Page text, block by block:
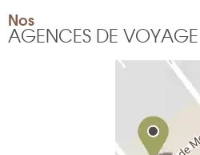
Nos
AGENCES DE VOYAGE